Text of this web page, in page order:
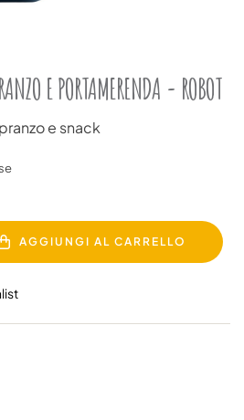
E PORTAMERENDA - ROBOT
e snack
AGGIUNGI AL CARRELLO